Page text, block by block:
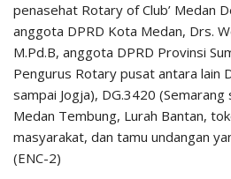
penasehat Rotary of Club’ Medan
anggota DPRD Kota Medan, Drs.
M.Pd.B, anggota DPRD Provinsi
Pengurus Rotary pusat antara lain
sampai Jogja), DG.3420 (Semarang
Medan Tembung, Lurah Bantan,
masyarakat, dan tamu undangan
(ENC-2)